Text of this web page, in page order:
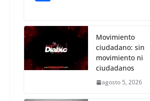
e
b
o
o
er
A
p
p
Li
n
k
ar
e
Movimiento
ciudadano: sin
movimiento ni
ciudadanos
agosto 5, 2026